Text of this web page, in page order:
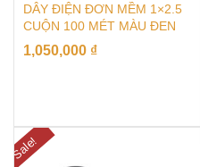
DÂY ĐIỆN ĐƠN MỀM 1×2.5
CUỘN 100 MÉT MÀU ĐEN
1,050,000 ₫
Sale!